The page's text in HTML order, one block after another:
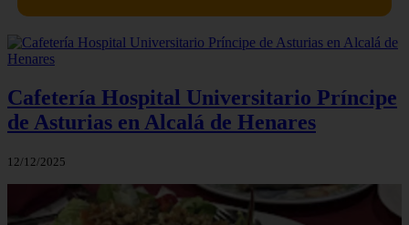
Cafetería Hospital Universitario Príncipe
de Asturias en Alcalá de Henares
12/12/2025